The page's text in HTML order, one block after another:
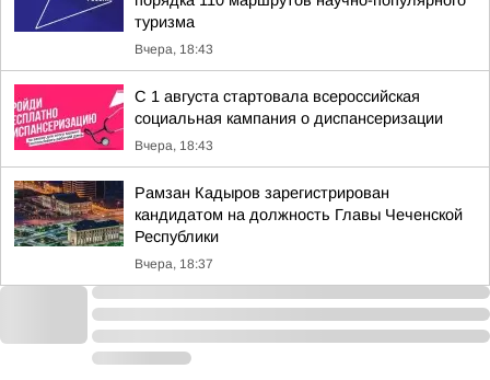
туризма
Вчера, 18:43
С 1 августа стартовала всероссийская
социальная кампания о диспансеризации
Вчера, 18:43
Рамзан Кадыров зарегистрирован
кандидатом на должность Главы Чеченской
Республики
Вчера, 18:37